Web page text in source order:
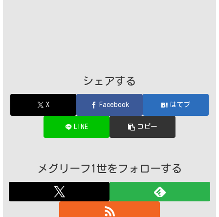
シェアする
X Facebook はてブ
LINE コピー
メグリーフ1世をフォローする